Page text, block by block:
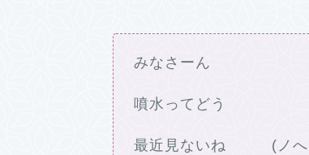
みなさーん
噴水ってどう
最近見ないね (ノへ